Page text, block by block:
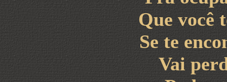
Que você
Se te
Vai